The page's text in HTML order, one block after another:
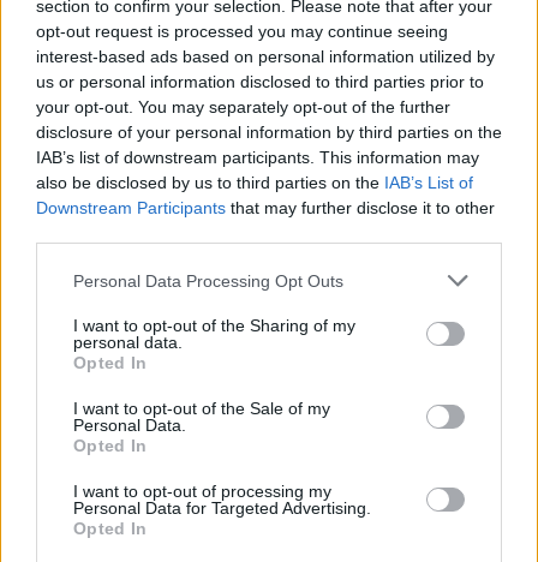
section to confirm your selection. Please note that after your
opt-out request is processed you may continue seeing
interest-based ads based on personal information utilized by
us or personal information disclosed to third parties prior to
your opt-out. You may separately opt-out of the further
disclosure of your personal information by third parties on the
IAB’s list of downstream participants. This information may
also be disclosed by us to third parties on the IAB’s List of
Downstream Participants that may further disclose it to other
Personal Data Processing Opt Outs
I want to opt-out of the Sharing of my
personal data.
Opted In
I want to opt-out of the Sale of my
Personal Data.
Opted In
I want to opt-out of processing my
Personal Data for Targeted Advertising.
Opted In
Praia do Pedrógão assinala Dia Internacional da
Juventude dia 15 de agosto
6/08/2026
Radares de Velocidade | Leiria | agosto 2026
5/08/2026